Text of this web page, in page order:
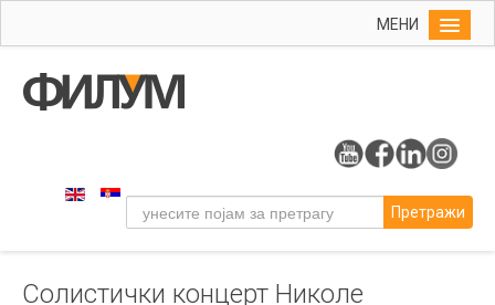
МЕНИ
Упис
Уметност
Музичка уметност
Претражи
Солистички концерт Николе